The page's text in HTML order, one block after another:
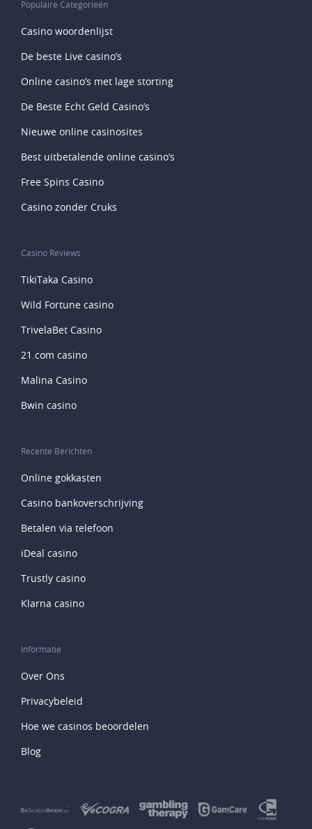
Populaire Categorieën
Casino woordenlijst
De beste Live casino’s
Online casino’s met lage storting
De Beste Echt Geld Casino’s
Nieuwe online casinosites
Best uitbetalende online casino’s
Free Spins Casino
Casino zonder Cruks
Casino Reviews
TikiTaka Casino
Wild Fortune casino
TrivelaBet Casino
21.com casino
Malina Casino
Bwin casino
Recente Berichten
Online gokkasten
Casino bankoverschrijving
Betalen via telefoon
iDeal casino
Trustly casino
Klarna casino
Informatie
Over Ons
Privacybeleid
Hoe we casinos beoordelen
Blog